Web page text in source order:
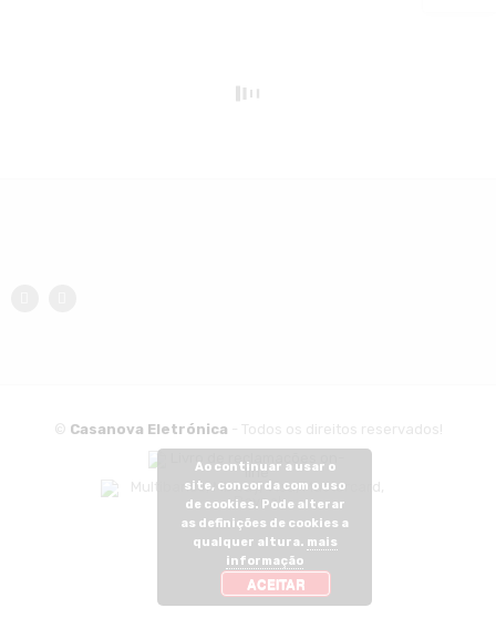
© Casanova Eletrónica - Todos os direitos reservados!
Ao continuar a usar o
site, concorda com o uso
de cookies. Pode alterar
as definições de cookies a
qualquer altura. mais
informação
ACEITAR